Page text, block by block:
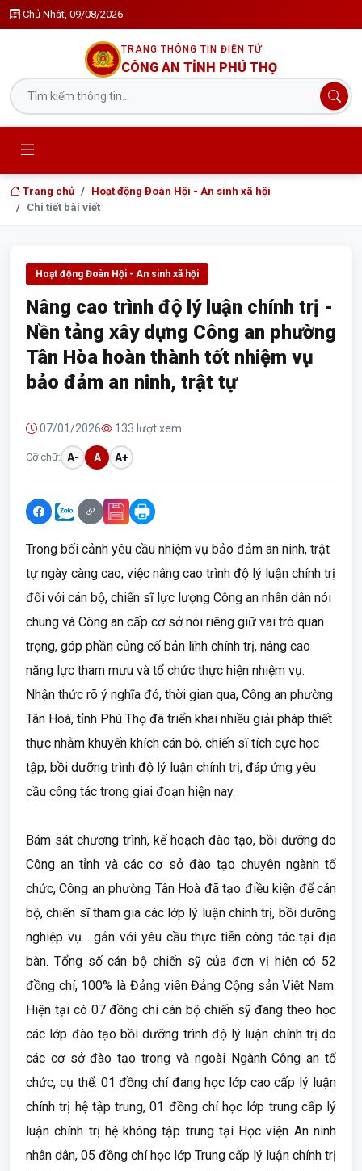
Chủ Nhật, 09/08/2026
TRANG THÔNG TIN ĐIỆN TỬ
CÔNG AN TỈNH PHÚ THỌ
Trang chủ
Hoạt động Đoàn Hội - An sinh xã hội
Chi tiết bài viết
Hoạt động Đoàn Hội - An sinh xã hội
Nâng cao trình độ lý luận chính trị -
Nền tảng xây dựng Công an phường
Tân Hòa hoàn thành tốt nhiệm vụ
bảo đảm an ninh, trật tự
07/01/2026 133 lượt xem
Cỡ chữ: A- A A+
Trong bối cảnh yêu cầu nhiệm vụ bảo đảm an ninh, trật
tự ngày càng cao, việc nâng cao trình độ lý luận chính trị
đối với cán bộ, chiến sĩ lực lượng Công an nhân dân nói
chung và Công an cấp cơ sở nói riêng giữ vai trò quan
trọng, góp phần củng cố bản lĩnh chính trị, nâng cao
năng lực tham mưu và tổ chức thực hiện nhiệm vụ.
Nhận thức rõ ý nghĩa đó, thời gian qua, Công an phường
Tân Hoà, tỉnh Phú Thọ đã triển khai nhiều giải pháp thiết
thực nhằm khuyến khích cán bộ, chiến sĩ tích cực học
tập, bồi dưỡng trình độ lý luận chính trị, đáp ứng yêu
cầu công tác trong giai đoạn hiện nay.
Bám sát chương trình, kế hoạch đào tạo, bồi dưỡng do
Công an tỉnh và các cơ sở đào tạo chuyên ngành tổ
chức, Công an phường Tân Hoà đã tạo điều kiện để cán
bộ, chiến sĩ tham gia các lớp lý luận chính trị, bồi dưỡng
nghiệp vụ… gắn với yêu cầu thực tiễn công tác tại địa
bàn. Tổng số cán bộ chiến sỹ của đơn vị hiện có 52
đồng chí, 100% là Đảng viên Đảng Cộng sản Việt Nam.
Hiện tại có 07 đồng chí cán bộ chiến sỹ đang theo học
các lớp đào tạo bồi dưỡng trình độ lý luận chính trị do
các cơ sở đào tạo trong và ngoài Ngành Công an tổ
chức, cụ thể: 01 đồng chí đang học lớp cao cấp lý luận
chính trị hệ tập trung, 01 đồng chí học lớp trung cấp lý
luận chính trị hệ không tập trung tại Học viện An ninh
nhân dân, 05 đồng chí học lớp Trung cấp lý luận chính trị